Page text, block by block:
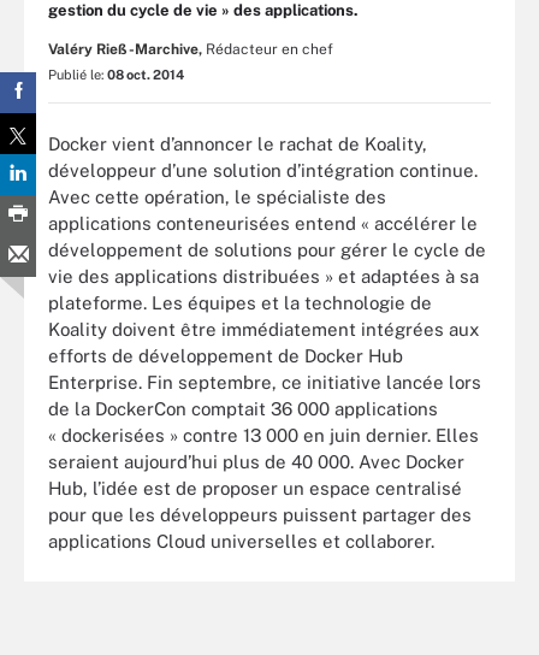
gestion du cycle de vie » des applications.
Valéry Rieß-Marchive, Rédacteur en chef
Publié le: 08 oct. 2014
Docker vient d’annoncer le rachat de Koality,
développeur d’une solution d’intégration continue.
Avec cette opération, le spécialiste des
applications conteneurisées entend « accélérer le
développement de solutions pour gérer le cycle de
vie des applications distribuées » et adaptées à sa
plateforme. Les équipes et la technologie de
Koality doivent être immédiatement intégrées aux
efforts de développement de Docker Hub
Enterprise. Fin septembre, ce initiative lancée lors
de la DockerCon comptait 36 000 applications
« dockerisées » contre 13 000 en juin dernier. Elles
seraient aujourd’hui plus de 40 000. Avec Docker
Hub, l’idée est de proposer un espace centralisé
pour que les développeurs puissent partager des
applications Cloud universelles et collaborer.